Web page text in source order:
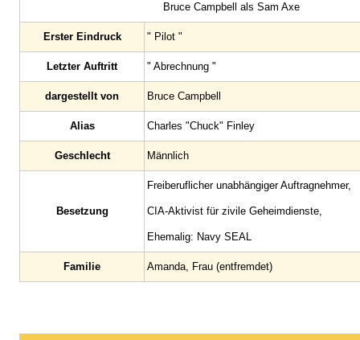
Bruce Campbell als Sam Axe
Erster Eindruck " Pilot "
Letzter Auftritt " Abrechnung "
dargestellt von Bruce Campbell
Alias Charles "Chuck" Finley
Geschlecht Männlich
Besetzung
Freiberuflicher unabhängiger Auftragnehmer,
CIA-Aktivist für zivile Geheimdienste,
Ehemalig: Navy SEAL
Familie Amanda, Frau (entfremdet)